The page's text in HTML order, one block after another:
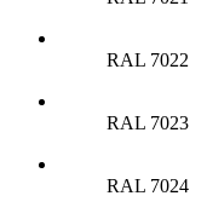
RAL 7022
RAL 7023
RAL 7024